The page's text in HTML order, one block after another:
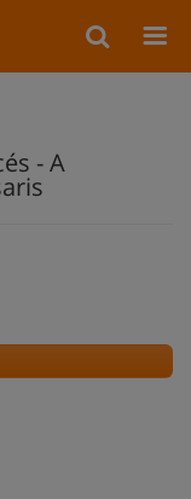
- A